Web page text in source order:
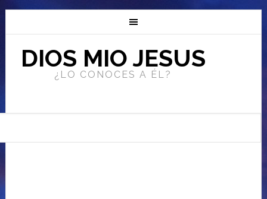
DIOS MIO JESUS
¿LO CONOCES A ÉL?